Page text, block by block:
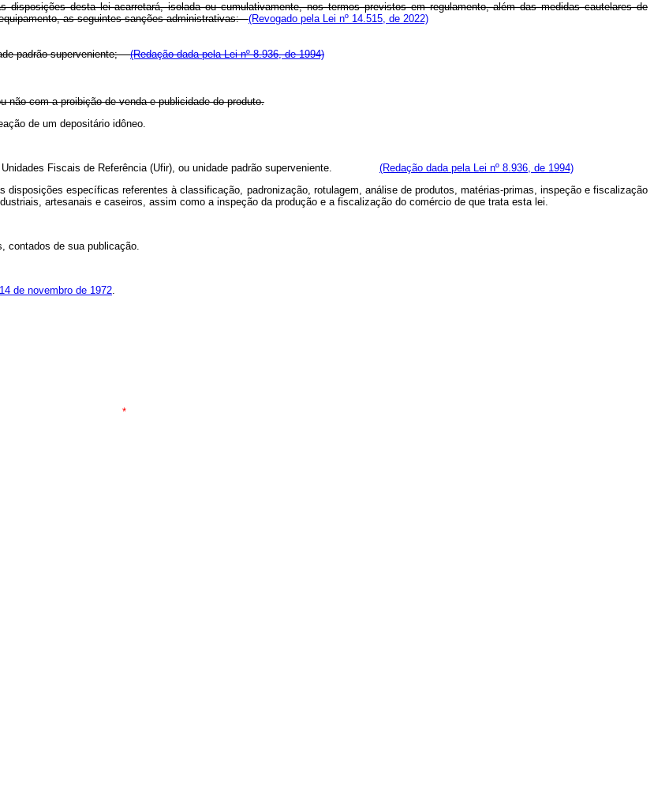
desta lei acarretará, isolada ou cumulativamente, nos termos previstos em regulamento, além das medidas cautelares de
as seguintes sanções administrativas:(Revogado pela Lei nº 14.515, de 2022)
padrão superveniente;(Redação dada pela Lei nº 8.936, de 1994)
não com a proibição de venda e publicidade do produto.
de um depositário idôneo.
Unidades Fiscais de Referência (Ufir), ou unidade padrão superveniente. (Redação dada pela Lei nº 8.936, de 1994)
específicas referentes à classificação, padronização, rotulagem, análise de produtos, matérias-primas, inspeção e fiscalização
artesanais e caseiros, assim como a inspeção da produção e a fiscalização do comércio de que trata esta lei.
contados de sua publicação.
de novembro de 1972.
*